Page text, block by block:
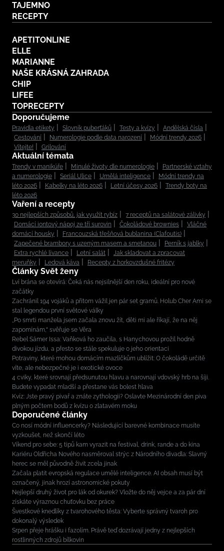
TAJEMNO
RECEPTY
APETITONLINE
ELLE
MARIANNE
NAŠE KRÁSNÁ ZAHRADA
CHIP
LIFEE
TOPRECEPTY
Doporučujeme
Pravidla etikety Slovník puberťáků Testy a kvízy
Andělská čísla
Cestování
Numerologie podle data narození
Módní trendy 2026
Vítejte!
Grilování
Aktuální témata
Trendy v manikúře Minulé životy dle numerologie
Partnerské vztahy
a numerologie
Seriál Ulice Umělá inteligence
Módní trendy na
léto 2026
Kabelky na léto 2026 Letní účesy 2026
Trendy boty na
léto 2026
Vaření a recepty
30 nejlepších způsobů, jak využít rybíz
7 receptů na salátové zálivky
Domácí iontový nápoj ze tří surovin
Čokoládové brownies
Vláčné
domácí housky
Francouzská třešňová bublanina (Clafoutis)
Zapečené brambory s uzeným masem a smetanou
Perník s jablky
Extra rychlé lívance
Letní salát
Jak skladovat a zpracovat
meruňky
Ledová káva Recepty z horkovzdušné fritézy
Články Svět ženy
Lví brána se otevírá: Čeká nás nejsilnější den roku, ideální pro nové
začátky
Zachránil 194 vojáků a přitom vážil jen pár set gramů. Holub Cher Ami se
stal legendou první světové války
„Po smrti manžela jsem začala znovu žít, děti mi ale říkají, že na něj
zapomínám,“ svěřuje se Věra
Rebel Sámer Issa: Vaňková ho zaučila, s Hanychovou prožil hodně
divokou jízdu, a přesto se stále spekuluje o jeho orientaci
Potraviny, které mohou domácím mazlíčkům ublížit: O čokoládě určitě
víte, ale nebezpečné je i exotické ovoce
4 cviky, které srovnají předsunutou hlavu a narovnají vdovský hrb na šíji.
Budete vypadat mladší a přestane vás bolest hlava
Kvíz: Jste pravý pivař a znáte zythologii? Oslavte Mezinárodní den piva
plným počtem bodů z kvízu o zlatavém moku
Doporučené články
Co nosí módní influencerky? Následující barevné kombinace musíte
vyzkoušet, než skončí léto
Víkend pro sebe: 5 tipů kam vyrazit na festival, drink, rande a do kina
Kariéru Oldřicha Nového nasměroval strýc z Národního divadla: Slavný
herec se měl původně živit zcela jinak
Začala platit evropská regulace umělé inteligence. AI obsah musí být
označený, jinak hrozí astronomické pokuty
Nejlepší druhý život pro lák od okurek? Vložte do něj vejce a za pár dní
získáte výraznou chuťovku bez práce
Švestkové knedlíky z tvarohového těsta: Vyberte správný tvaroh pro
dokonalý výsledek
Srpen přeje hrášku i fazolím. Právě teď dozrávají jedny z nejlepších
rostlinných zdrojů bílkovin